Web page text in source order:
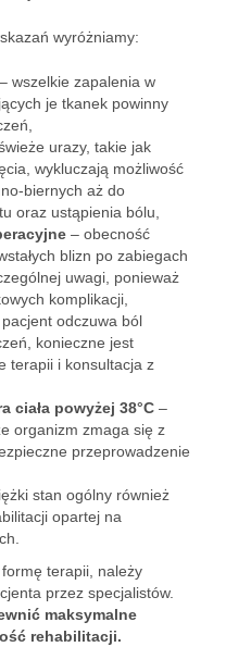
wyróżniamy:
– wszelkie zapalenia w
je tkanek powinny
urazy, takie jak
wykluczają możliwość
biernych aż do
oraz ustąpienia bólu,
– obecność
blizn po zabiegach
uwagi, ponieważ
komplikacji,
odczuwa ból
konieczne jest
terapii i konsultacja z
ciała powyżej 38°C –
organizm zmaga się z
przeprowadzenie
stan ogólny również
opartej na
terapii, należy
przez specjalistów.
maksymalne
rehabilitacji.